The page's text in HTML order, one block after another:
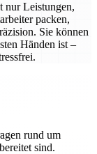
nur Leistungen,
packen,
Sie können
Händen ist –
rund um
sind.